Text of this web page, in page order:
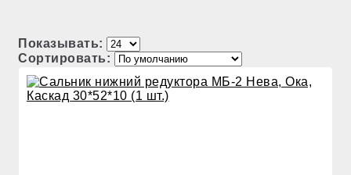
Показывать:
Сортировать: